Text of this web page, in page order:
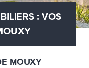
: VOS
MOUXY